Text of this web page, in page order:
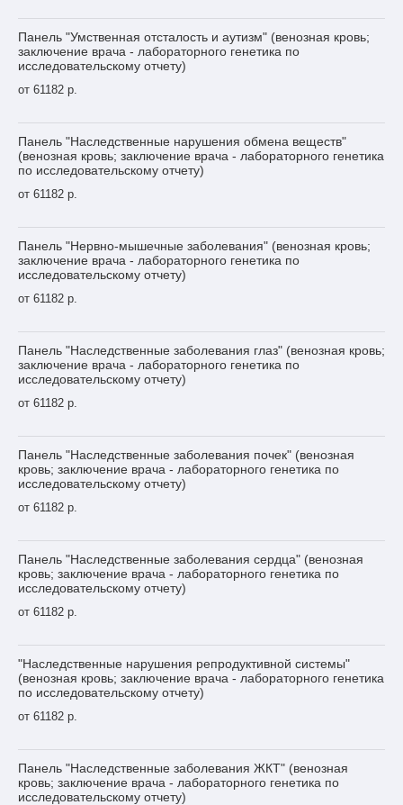
Панель "Умственная отсталость и аутизм" (венозная кровь;
заключение врача - лабораторного генетика по
исследовательскому отчету)
от 61182 р.
Панель "Наследственные нарушения обмена веществ"
(венозная кровь; заключение врача - лабораторного генетика
по исследовательскому отчету)
от 61182 р.
Панель "Нервно-мышечные заболевания" (венозная кровь;
заключение врача - лабораторного генетика по
исследовательскому отчету)
от 61182 р.
Панель "Наследственные заболевания глаз" (венозная кровь;
заключение врача - лабораторного генетика по
исследовательскому отчету)
от 61182 р.
Панель "Наследственные заболевания почек" (венозная
кровь; заключение врача - лабораторного генетика по
исследовательскому отчету)
от 61182 р.
Панель "Наследственные заболевания сердца" (венозная
кровь; заключение врача - лабораторного генетика по
исследовательскому отчету)
от 61182 р.
"Наследственные нарушения репродуктивной системы"
(венозная кровь; заключение врача - лабораторного генетика
по исследовательскому отчету)
от 61182 р.
Панель "Наследственные заболевания ЖКТ" (венозная
кровь; заключение врача - лабораторного генетика по
исследовательскому отчету)